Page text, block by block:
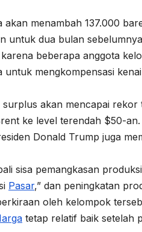
akan menambah 137.000
untuk dua bulan
beberapa anggota
mengkompensasi
akan mencapai rekor
ke level terendah $50-
Donald Trump juga
sisa pemangkasan
Pasar,” dan peningkatan
oleh kelompok
tetap relatif baik setelah